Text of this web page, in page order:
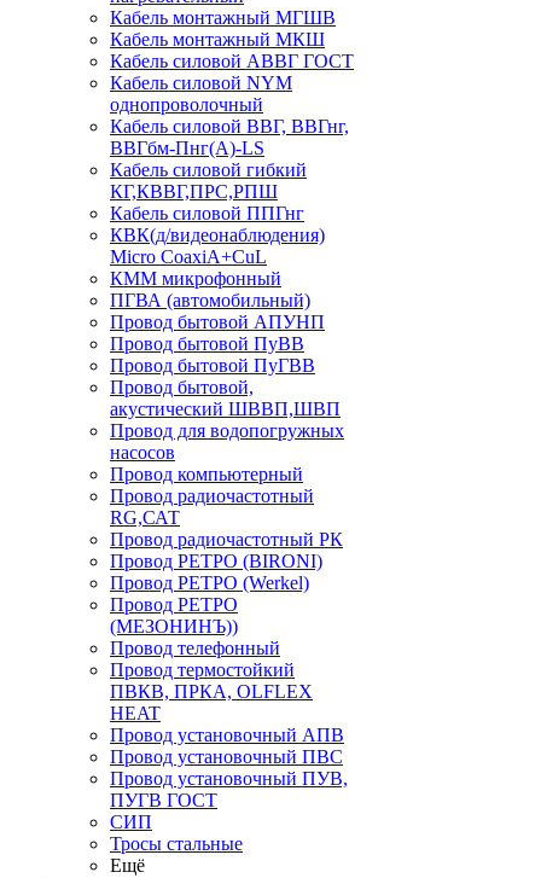
Кабель монтажный МГШВ
Кабель монтажный МКШ
Кабель силовой АВВГ ГОСТ
Кабель силовой NYM
однопроволочный
Кабель силовой ВВГ, ВВГнг,
ВВГбм-Пнг(А)-LS
Кабель силовой гибкий
КГ,КВВГ,ПРС,РПШ
Кабель силовой ППГнг
КВК(д/видеонаблюдения)
Micro CoaxiA+CuL
КММ микрофонный
ПГВА (автомобильный)
Провод бытовой АПУНП
Провод бытовой ПуВВ
Провод бытовой ПуГВВ
Провод бытовой,
акустический ШВВП,ШВП
Провод для водопогружных
насосов
Провод компьютерный
Провод радиочастотный
RG,САТ
Провод радиочастотный РК
Провод РЕТРО (BIRONI)
Провод РЕТРО (Werkel)
Провод РЕТРО
(МЕЗОНИНЪ))
Провод телефонный
Провод термостойкий
ПВКВ, ПРКА, OLFLEX
HEAT
Провод установочный АПВ
Провод установочный ПВС
Провод установочный ПУВ,
ПУГВ ГОСТ
СИП
Тросы стальные
Ещё